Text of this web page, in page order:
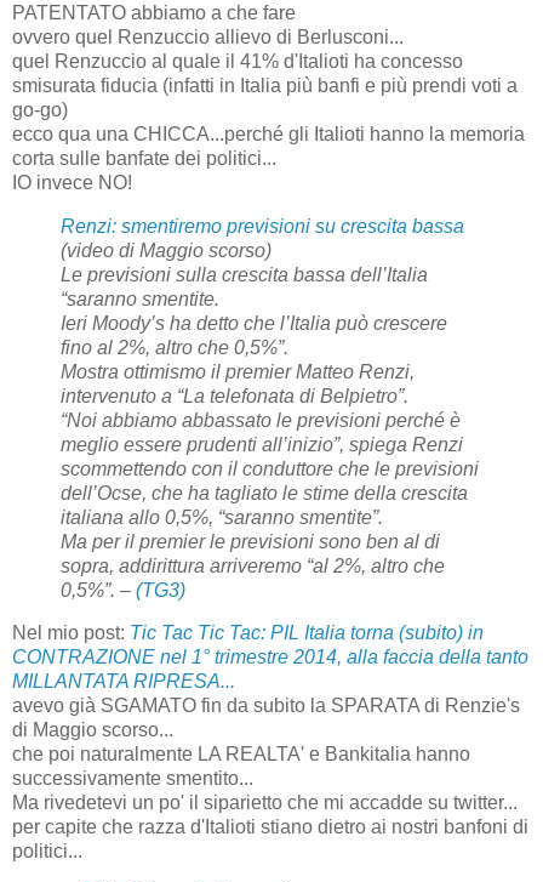
PATENTATO abbiamo a che fare
ovvero quel Renzuccio allievo di Berlusconi...
quel Renzuccio al quale il 41% d'Italioti ha concesso
smisurata fiducia (infatti in Italia più banfi e più prendi voti a
go-go)
ecco qua una CHICCA...perché gli Italioti hanno la memoria
corta sulle banfate dei politici...
IO invece NO!
Renzi: smentiremo previsioni su crescita bassa
(video di Maggio scorso)
Le previsioni sulla crescita bassa dell’Italia
“saranno smentite.
Ieri Moody’s ha detto che l’Italia può crescere
fino al 2%, altro che 0,5%”.
Mostra ottimismo il premier Matteo Renzi,
intervenuto a “La telefonata di Belpietro”.
“Noi abbiamo abbassato le previsioni perché è
meglio essere prudenti all’inizio”, spiega Renzi
scommettendo con il conduttore che le previsioni
dell’Ocse, che ha tagliato le stime della crescita
italiana allo 0,5%, “saranno smentite”.
Ma per il premier le previsioni sono ben al di
sopra, addirittura arriveremo “al 2%, altro che
0,5%”. – (TG3)
Nel mio post: Tic Tac Tic Tac: PIL Italia torna (subito) in
CONTRAZIONE nel 1° trimestre 2014, alla faccia della tanto
MILLANTATA RIPRESA...
avevo già SGAMATO fin da subito la SPARATA di Renzie's
di Maggio scorso...
che poi naturalmente LA REALTA' e Bankitalia hanno
successivamente smentito...
Ma rivedetevi un po' il siparietto che mi accadde su twitter...
per capite che razza d'Italioti stiano dietro ai nostri banfoni di
politici...